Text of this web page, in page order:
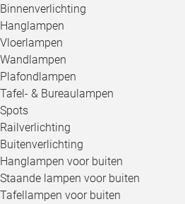
Binnenverlichting
Hanglampen
Vloerlampen
Wandlampen
Plafondlampen
Tafel- & Bureaulampen
Spots
Railverlichting
Buitenverlichting
Hanglampen voor buiten
Staande lampen voor buiten
Tafellampen voor buiten